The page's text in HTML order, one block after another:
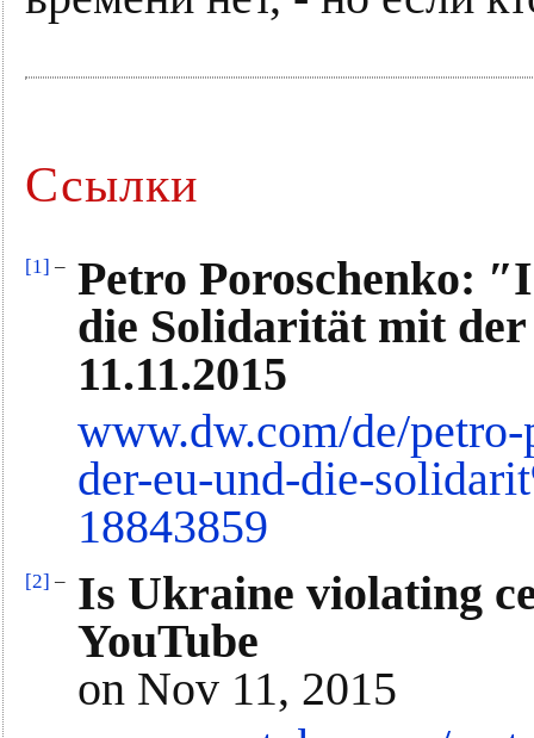
Ссылки
[1] – Petro Poroschenko:
die Solidarität mit
11.11.2015
www.dw.com/de/
der-eu-und-die-
18843859
[2] – Is Ukraine violating
YouTube
on Nov 11, 2015